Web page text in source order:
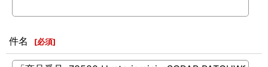
件名 [必須]